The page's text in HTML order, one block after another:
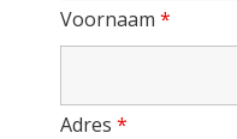
Voornaam *
Adres *